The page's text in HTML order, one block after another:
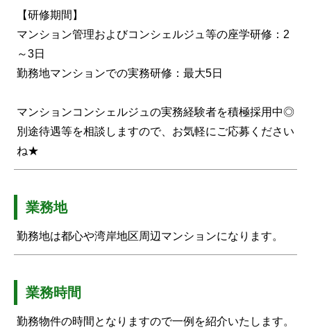
【研修期間】
マンション管理およびコンシェルジュ等の座学研修：2
～3日
勤務地マンションでの実務研修：最大5日
マンションコンシェルジュの実務経験者を積極採用中◎
別途待遇等を相談しますので、お気軽にご応募ください
ね★
業務地
勤務地は都心や湾岸地区周辺マンションになります。
業務時間
勤務物件の時間となりますので一例を紹介いたします。